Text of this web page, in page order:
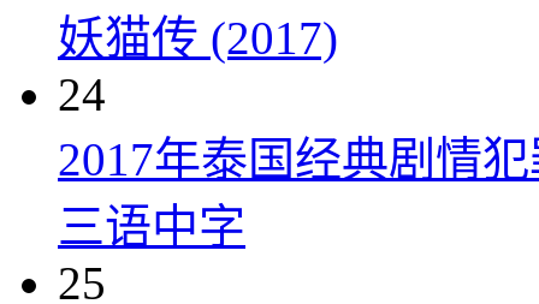
妖猫传 (2017)
24
2017年泰国经典剧情
三语中字
25